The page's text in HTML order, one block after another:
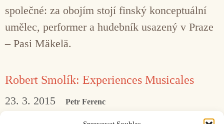
společné: za obojím stojí finský konceptuální
umělec, performer a hudebník usazený v Praze
– Pasi Mäkelä.
Robert Smolík: Experiences Musicales
23. 3. 2015 Petr Ferenc